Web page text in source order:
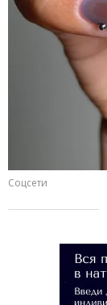
Соцсети